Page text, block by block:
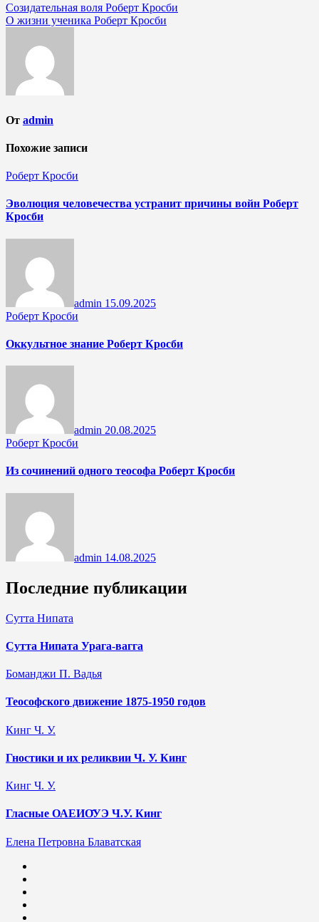
Навигация
по
записям
Созидательная воля Роберт Кросби
О жизни ученика Роберт Кросби
От admin
Похожие записи
Роберт Кросби
Эволюция человечества устранит причины войн Роберт
Кросби
admin 15.09.2025
Роберт Кросби
Оккультное знание Роберт Кросби
admin 20.08.2025
Роберт Кросби
Из сочинений одного теософа Роберт Кросби
admin 14.08.2025
Последние публикации
Сутта Нипата
Сутта Нипата Урага-вагга
Боманджи П. Вадья
Теософского движение 1875-1950 годов
Кинг Ч. У.
Гностики и их реликвии Ч. У. Кинг
Кинг Ч. У.
Гласные ОАЕИО̄УЭ Ч.У. Кинг
Елена Петровна Блаватская